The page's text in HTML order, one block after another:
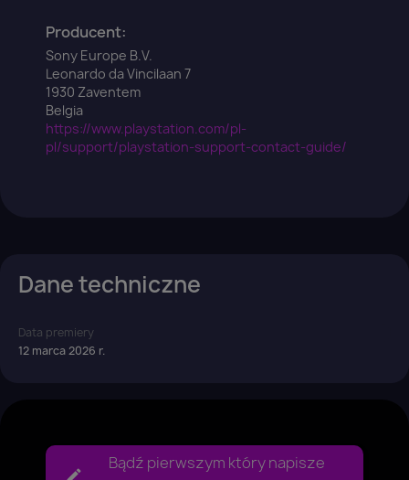
Producent:
Sony Europe B.V.
Leonardo da Vincilaan 7
1930 Zaventem
Belgia
https://www.playstation.com/pl-
pl/support/playstation-support-contact-guide/
Dane techniczne
Data premiery
12 marca 2026 r.
Bądź pierwszym który napisze